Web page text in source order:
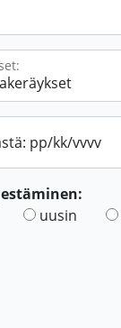
pp/kk/vvvv
uusin